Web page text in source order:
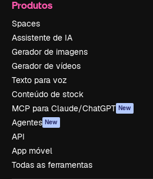
Produtos
Spaces
Assistente de IA
Gerador de imagens
Gerador de vídeos
Texto para voz
Conteúdo de stock
MCP para Claude/ChatGPT New
Agentes New
API
App móvel
Todas as ferramentas